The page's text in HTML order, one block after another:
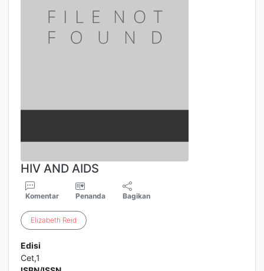
HIV AND AIDS
Komentar Penanda Bagikan
Elizabeth Reid
Edisi
Cet,1